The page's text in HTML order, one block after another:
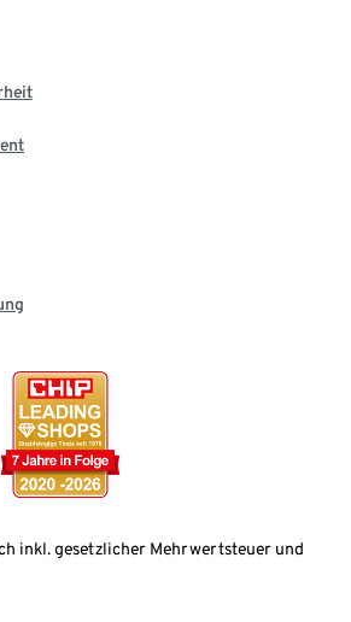
inkl. gesetzlicher Mehrwertsteuer und